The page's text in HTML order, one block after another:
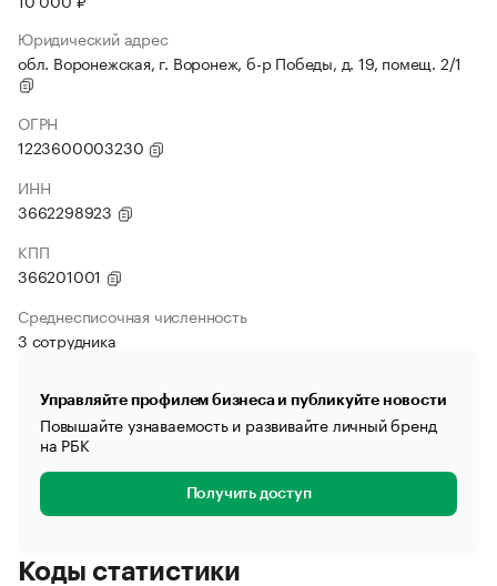
Юридический адрес
обл. Воронежская, г. Воронеж, б-р Победы, д. 19, помещ. 2/1
ОГРН
1223600003230
ИНН
3662298923
КПП
366201001
Среднесписочная численность
3 сотрудника
Управляйте профилем бизнеса и публикуйте новости
Повышайте узнаваемость и развивайте личный бренд
на РБК
Получить доступ
Коды статистики